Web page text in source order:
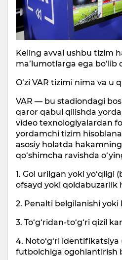
Keling avval ushbu tizim
ma’lumotlarga ega bo‘lib
O‘zi VAR tizimi nima va u
VAR — bu stadiondagi
qaror qabul qilishda
video texnologiyalardan
yordamchi tizim
asosiy holatda
qo‘shimcha ravishda
1. Gol urilgan yoki yo‘qligi
ofsayd yoki qoidabuzarlik
2. Penalti belgilanishi yoki
3. To‘g‘ridan-to‘g‘ri qizil
4. Noto‘g‘ri
futbolchiga ogohlantirish